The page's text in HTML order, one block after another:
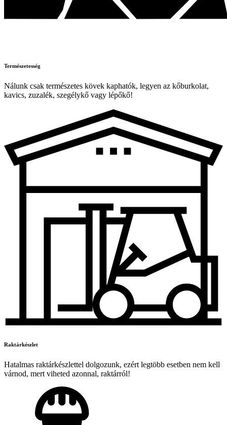
Természetesség
Nálunk csak természetes kövek kaphatók, legyen az kőburkolat,
kavics, zuzalék, szegélykő vagy lépőkő!
Raktárkészlet
Hatalmas raktárkészlettel dolgozunk, ezért legtöbb esetben nem kell
várnod, mert viheted azonnal, raktárról!